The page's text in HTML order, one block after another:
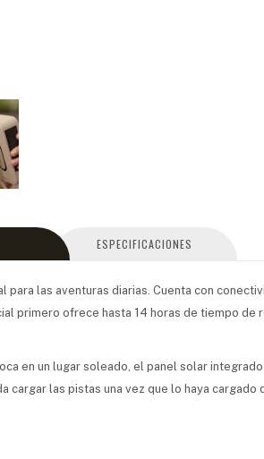
ESPECIFICACIONES
para las aventuras diarias. Cuenta con
primero ofrece hasta 14 horas de tiempo de
en un lugar soleado, el panel solar
cargar las pistas una vez que lo haya cargado